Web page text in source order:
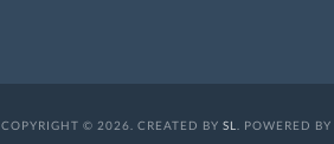
COPYRIGHT © 2026. CREATED BY SL . POWERED BY